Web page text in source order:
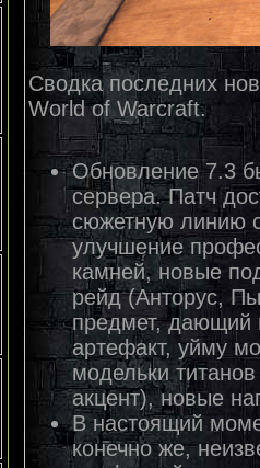
Сводка последних
World of Warcraft.
Обновление 7.3
сервера. Патч
сюжетную линию
улучшение
камней, новые
рейд (Анторус,
предмет, дающий
артефакт, уйму
модельки
акцент), новые
В настоящий
конечно же,